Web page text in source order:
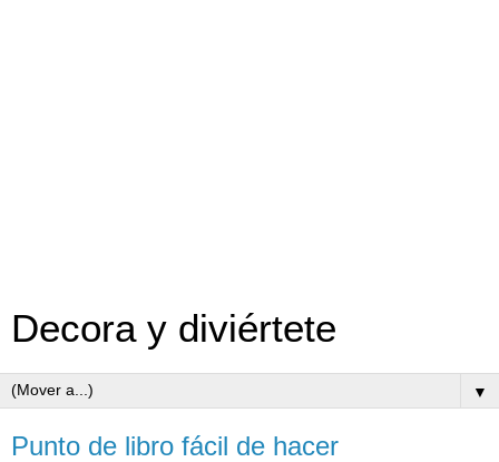
Decora y diviértete
▼
Punto de libro fácil de hacer